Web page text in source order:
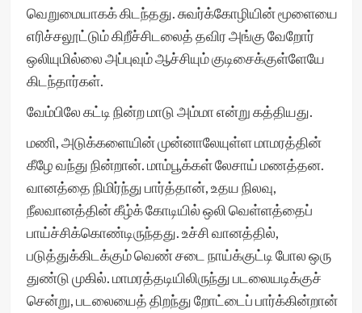
வெறுமையாகக் கிடந்தது. சுவர்க்கோழியின் மூளையை
எரிச்சலூட்டும் கிறீச்சிடலைத் தவிர அங்கு வேறோர்
ஒலியுமில்லை அப்புவும் ஆச்சியும் குடிசைக்குள்ளேயே
கிடந்தார்கள்.
வேம்பிலே கட்டி நின்ற மாடு அம்மா என்று கத்தியது.
மணி, அடுக்களையின் முன்னாலேயுள்ள மாமரத்தின்
கீழே வந்து நின்றான். மாம்பூக்கள் லேசாய் மணத்தன.
வானத்தை நிமிர்ந்து பார்த்தான், உதய நிலவு,
நீலவானத்தின் கீழ்க் கோடியில் ஒலி வெள்ளத்தைப்
பாய்ச்சிக்கொண்டிருந்தது. உச்சி வானத்தில்,
படுத்துக்கிடக்கும் வெண் சடை நாய்க்குட்டி போல ஒரு
துண்டு முகில். மாமரத்தடியிலிருந்து படலையடிக்குச்
சென்று, படலையைத் திறந்து றோட்டைப் பார்க்கின்றான்